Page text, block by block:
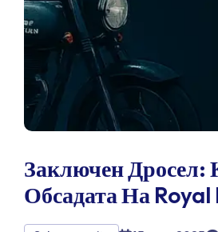
Заключен Дросел:
Обсадата На